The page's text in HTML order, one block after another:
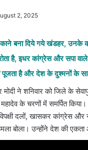
2, 2025
बना दिये गये खंडहर,
है, इधर कांग्रेस और सपा वाले
पूजता है और देश के दुश्मनों के
मोदी ने शनिवार को जिले के
के चरणों में समर्पित
दलों, खासकर कांग्रेस और
बोला। उन्होंने देश की